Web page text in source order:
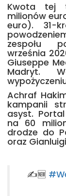
Kwota tej
milionów
euro). 31-
zespołu
września
Giuseppe
Madryt.
Achraf
kampanii
asyst.
na 60
drodze do
oraz
✍️🆕